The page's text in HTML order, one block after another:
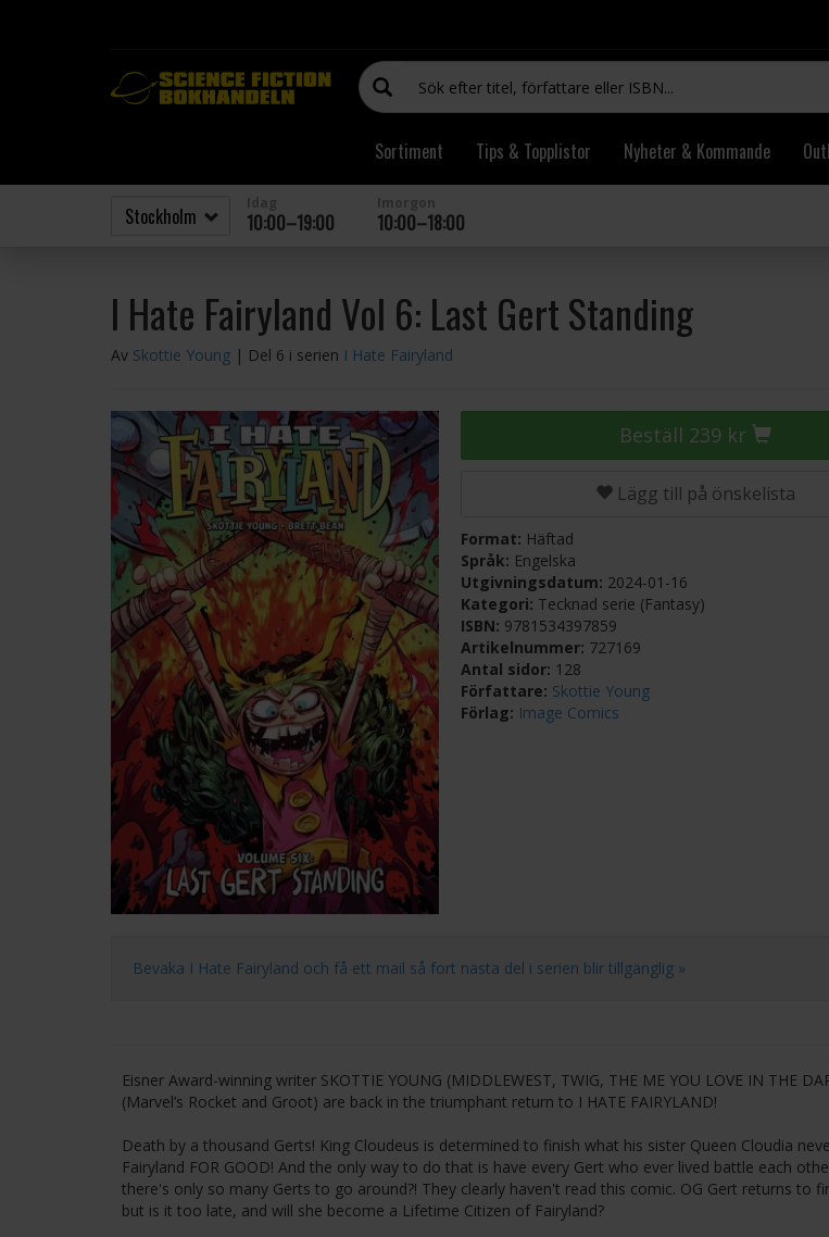
Sortiment Tips & Topplistor Nyheter & Kommande
10:00–19:00 10:00–18:00
I Hate Fairyland Vol 6: Last Gert Standing
Av Skottie Young | Del 6 i serien I Hate Fairyland
Beställ 239 kr
Lägg till på önskelista
Format: Häftad
Språk: Engelska
Utgivningsdatum: 2024-01-16
Kategori: Tecknad serie (Fantasy)
ISBN: 9781534397859
Artikelnummer: 727169
Antal sidor: 128
Författare: Skottie Young
Förlag: Image Comics
Bevaka I Hate Fairyland och få ett mail så fort nästa del i serien blir tillgänglig »
Eisner Award-winning writer SKOTTIE YOUNG (MIDDLEWEST, TWIG, THE ME YOU LOVE IN THE
(Marvel’s Rocket and Groot) are back in the triumphant return to I HATE FAIRYLAND!
Death by a thousand Gerts! King Cloudeus is determined to finish what his sister Queen Cloudia
Fairyland FOR GOOD! And the only way to do that is have every Gert who ever lived battle each
there's only so many Gerts to go around?! They clearly haven't read this comic. OG Gert returns to
but is it too late, and will she become a Lifetime Citizen of Fairyland?